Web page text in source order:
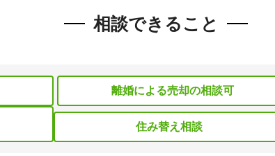
相談できること
離婚による売却の相談可
住み替え相談